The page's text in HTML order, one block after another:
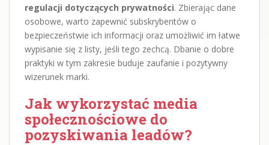
regulacji dotyczących prywatności. Zbierając dane
osobowe, warto zapewnić subskrybentów o
bezpieczeństwie ich informacji oraz umożliwić im łatwe
wypisanie się z listy, jeśli tego zechcą. Dbanie o dobre
praktyki w tym zakresie buduje zaufanie i pozytywny
wizerunek marki.
Jak wykorzystać media
społecznościowe do
pozyskiwania leadów?